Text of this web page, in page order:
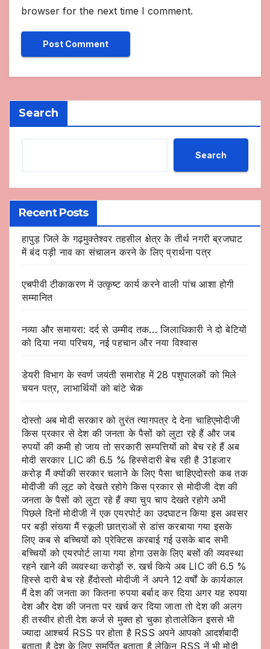
browser for the next time I comment.
Search
Search
Recent Posts
हापुड़ जिले के गढ़मुक्तेश्वर तहसील क्षेत्र के तीर्थ नगरी ब्रजघाट
में बंद पड़ी नाव का संचालन करने के लिए प्रार्थना पत्र
एचपीवी टीकाकरण में उत्कृष्ट कार्य करने वाली पांच आशा होगी
सम्मानित
नव्या और समायरा: दर्द से उम्मीद तक… जिलाधिकारी ने दो बेटियों
को दिया नया परिचय, नई पहचान और नया विश्वास
डेयरी विभाग के स्वर्ण जयंती समारोह में 28 पशुपालकों को मिले
चयन पत्र, लाभार्थियों को बांटे चेक
दोस्तो अब मोदी सरकार को तुरंत त्यागपत्र दे देना चाहिएमोदीजी
किस प्रकार से देश की जनता के पैसों को लुटा रहे हैं और जब
रुपयों की कमी हो जाय तो सरकारी सम्पत्तियों को बेच रहे हैं अब
मोदी सरकार LIC की 6.5 % हिस्सेदारी बेच रही है 31हजार
करोड़ मैं क्योंकी सरकार चलाने के लिए पैसा चाहिएदोस्तो कब तक
मोदीजी की लूट को देखते रहोगे किस प्रकार से मोदीजी देश की
जनता के पैसों को लुटा रहे हैं क्या चुप चाप देखते रहोगे अभी
पिछले दिनों मोदीजी नें एक एयरपोर्ट का उदघाटन किया इस अवसर
पर बड़ी संख्या मैं स्कूली छात्राओं से डांस करबाया गया इसके
लिए कब से बच्चियों को प्रेक्टिस करबाई गई उसके बाद सभी
बच्चियों को एयरपोर्ट लाया गया होगा उसके लिए बसों की व्यवस्था
रहने खाने की व्यवस्था करोड़ों रु. खर्च किये अब LIC की 6.5 %
हिस्से दारी बेच रहे हैंदोस्तो मोदीजी नें अपने 12 वर्षों के कार्यकाल
मैं देश की जनता का कितना रुपया बर्बाद कर दिया अगर यह रुपया
देश और देश की जनता पर खर्च कर दिया जाता तो देश की अलग
ही तस्वीर होती देश कर्ज से मुक्त हो चुका होतालेकिन इससे भी
ज्यादा आश्चर्य RSS पर होता है RSS अपने आपको आदर्शबादी
बताता है देश के लिए समर्पित बताता है लेकिन RSS नें भी मोदी